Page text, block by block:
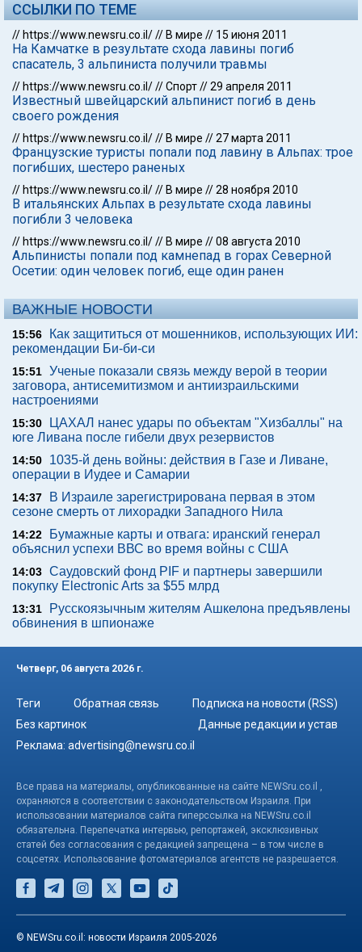
ССЫЛКИ ПО ТЕМЕ
// https://www.newsru.co.il/// В мире // 15 июня 2011
На Камчатке в результате схода лавины погиб
спасатель, 3 альпиниста получили травмы
// https://www.newsru.co.il///Спорт//29 апреля 2011
Известный швейцарский альпинист погиб в день
своего рождения
// https://www.newsru.co.il/// В мире //27 марта 2011
Французские туристы попали под лавину в Альпах: трое
погибших, шестеро раненых
// https://www.newsru.co.il/// В мире //28 ноября 2010
В итальянских Альпах в результате схода лавины
погибли 3 человека
// https://www.newsru.co.il/// В мире //08 августа 2010
Альпинисты попали под камнепад в горах Северной
Осетии: один человек погиб, еще один ранен
ВАЖНЫЕ НОВОСТИ
15:56
Как защититься от мошенников, использующих ИИ:
рекомендации Би-би-си
15:51 Ученые показали связь между верой в теории
заговора, антисемитизмом и антиизраильскими
настроениями
15:30
ЦАХАЛ нанес удары по объектам "Хизбаллы" на
юге Ливана после гибели двух резервистов
14:50
1035-й день войны: действия в Газе и Ливане,
операции в Иудее и Самарии
14:37
В Израиле зарегистрирована первая в этом
сезоне смерть от лихорадки Западного Нила
14:22
Бумажные карты и отвага: иранский генерал
объяснил успехи ВВС во время войны с США
14:03 Саудовский фонд PIF и партнеры завершили
покупку Electronic Arts за $55 млрд
13:31
Русскоязычным жителям Ашкелона предъявлены
обвинения в шпионаже
Четверг, 06 августа 2026 г.
Теги Обратная связь
Подписка на новости (RSS)
Без картинок
Данные редакции и устав
Реклама: advertising@newsru.co.il
Все права на материалы, опубликованные на сайте NEWSru.co.il ,
охраняются в соответствии с законодательством Израиля. При
использовании материалов сайта гиперссылка на NEWSru.co.il
обязательна. Перепечатка интервью, репортажей, эксклюзивных
статей без согласования с редакцией запрещена – в том числе в
соцсетях. Использование фотоматериалов агентств не разрешается.
© NEWSru.co.il: новости Израиля 2005-2026